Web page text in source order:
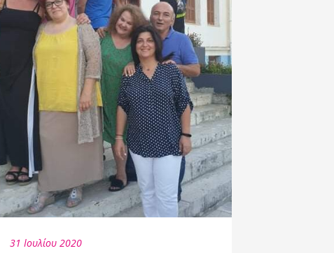
31 Ιουλίου 2020